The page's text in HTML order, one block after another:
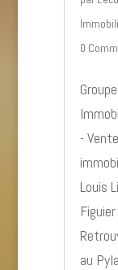
0
-
Louis
au